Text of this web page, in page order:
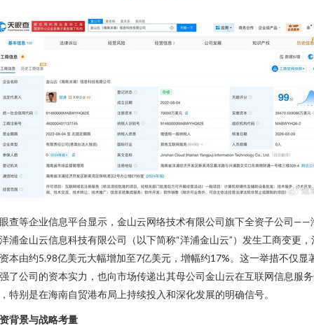
查等企业信息平台显示，金山云网络技术有限公司旗下全资子公司——
浦金山云信息科技有限公司（以下简称“洋浦金山云”）发生工商变更，
本由约5.98亿美元大幅增加至7亿美元，增幅约17%。这一举措不仅显
了公司的资本实力，也向市场传递出其母公司金山云在互联网信息服
特别是在海南自贸港布局上持续投入和深化发展的明确信号。
背景与战略考量